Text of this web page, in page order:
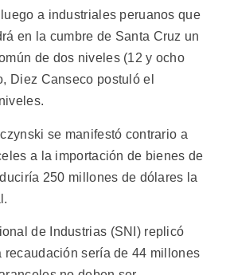
a industriales peruanos que
en la cumbre de Santa Cruz un
de dos niveles (12 y ocho
Diez Canseco postuló el
se manifestó contrario a
a la importación de bienes de
250 millones de dólares la
de Industrias (SNI) replicó
recaudación sería de 44 millones